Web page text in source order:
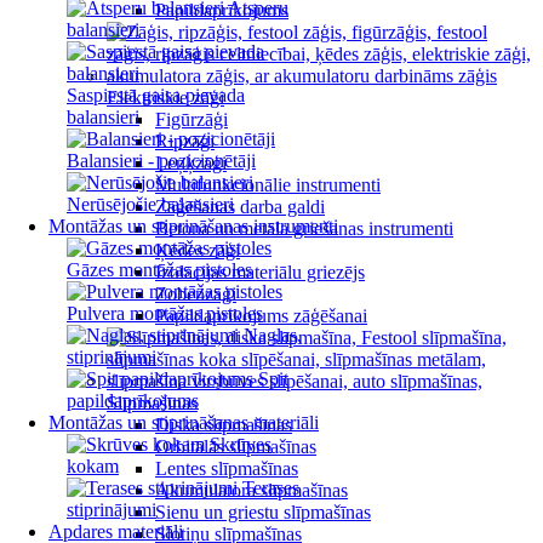
Atsperu
balansieri
Saspiestā gaisa pievada
balansieri
Balansieri - pozicionētāji
Nerūsējošie balansieri
Montāžas un stiprināšanas instrumenti
Gāzes montāžas pistoles
Pulvera montāžas pistoles
Naglas,
stiprinājumi
Spit
papildaprīkojums
Montāžas un stiprināšanas materiāli
Skrūves
kokam
Terases
stiprinājumi
Apdares materiāli
Papildaprīkojums
Elektriskie zāģi
Figūrzāģi
Ripzāģi
Leņķzāģi
Multifunkcionālie instrumenti
Zāģēšanas darba galdi
Betona un metāla griešanas instrumenti
Ķēdes zāģi
Izolācijas materiālu griezējs
Zobenzāģi
Papildaprīkojums zāģēšanai
Slīpmašīnas
Diska slīpmašīnas
Orbitālās slīpmašīnas
Lentes slīpmašīnas
Akumulatora slīpmašīnas
Sienu un griestu slīpmašīnas
Slotiņu slīpmašīnas